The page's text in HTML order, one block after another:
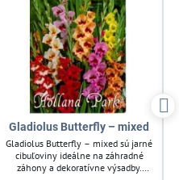
Gladiolus Butterfly – mixed
Gladiolus Butterfly – mixed sú jarné
cibuľoviny ideálne na záhradné
záhony a dekoratívne výsadby.